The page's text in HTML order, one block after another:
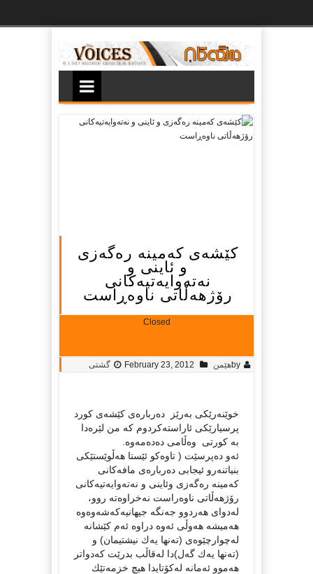
كێشه‌ی كه‌مینه‌ ره‌گه‌زی
و ئاینی و
نه‌ته‌وایه‌تیه‌كانی
رۆژهه‌ڵاتی ناوه‌ڕاست
Closed
byهێمن February 23, 2012 گشتی
خوێنه‌رێكی به‌رێز ده‌رباره‌ی كێشه‌ی كورد
پرسیارێكی ئاراسته‌كردوم كه‌ من لێره‌دا
به‌ كورتی وه‌ڵامی ده‌ده‌مه‌وه‌.
ئه‌و ده‌پرسێت ( تاوه‌كو ئێستا هه‌ڵوێستێكی
بنیاتنه‌رو ئیجابی ده‌رباره‌ی مافه‌كانی
كه‌مینه‌ ره‌گه‌زی وئاینی و نه‌ته‌وایه‌تیه‌كانی
رۆژهه‌ڵاتی ناوه‌راست نه‌خراوه‌ته‌ روو،
له‌دوای هه‌ردوو جه‌نگه‌ جیهانیه‌كه‌شه‌وه‌وه‌
هه‌میشه‌ هه‌وڵی ئه‌وه‌ دراوه‌ ئه‌م كێشانه‌
له‌چوارچێوه‌ی (ته‌نها یه‌ك نیشتیمان) و
(ته‌نها یه‌ك گه‌ل)دا له‌قاڵب بدرێت كه‌دواتر
هه‌موو ئه‌مانه‌ له‌كۆتایدا هیچ خزمه‌تێك